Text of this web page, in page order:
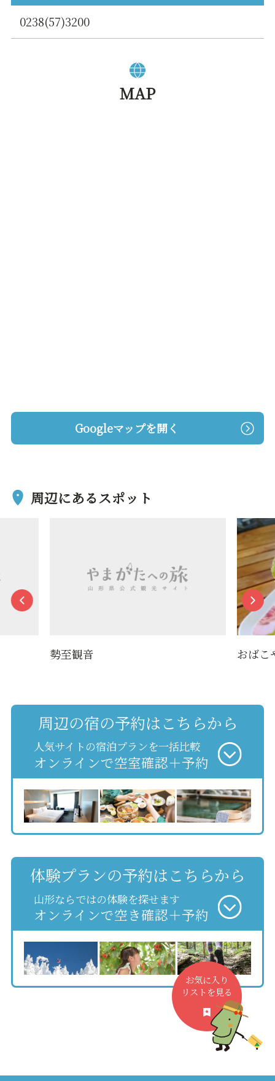
0238(57)3200
MAP
Googleマップを開く
周辺にあるスポット
勢至観音 おばこ
周辺の宿の予約はこちらから
人気サイトの宿泊プランを一括比較
オンラインで空室確認＋予約
体験プランの予約はこちらから
山形ならではの体験を探せます
オンラインで空き確認＋予約
お気に入り
リストを見る